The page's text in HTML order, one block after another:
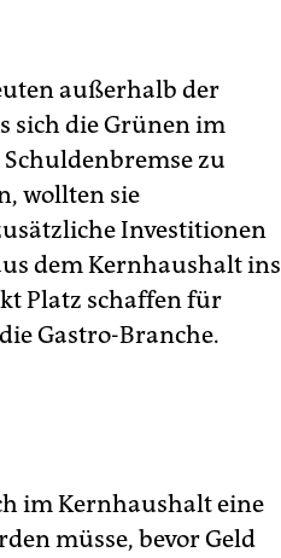
außerhalb der
sich die Grünen im
zu
wollten sie
Investitionen
dem Kernhaushalt ins
Platz schaffen für
Gastro-Branche.
im Kernhaushalt eine
müsse, bevor Geld